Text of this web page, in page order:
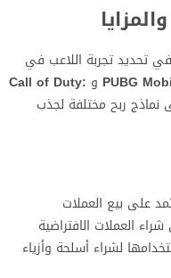
تحديد تجربة اللاعب في
PUBG و Call of Duty:
نماذج ربح مختلفة لجذب
على بيع العملات
شراء العملات الافتراضية
لشراء أسلحة وأزياء